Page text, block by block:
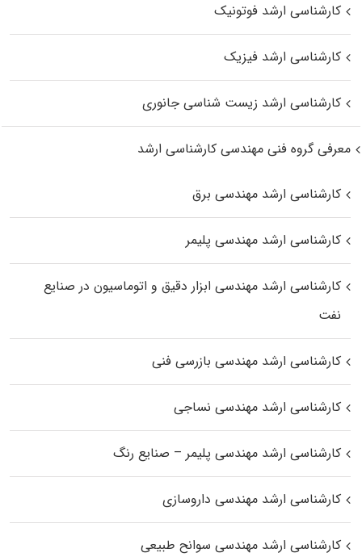
کارشناسی ارشد فوتونیک
کارشناسی ارشد فیزیک
کارشناسی ارشد زیست‌ شناسی جانوری
معرفی گروه فنی مهندسی کارشناسی ارشد
کارشناسی ارشد مهندسی برق
کارشناسی ارشد مهندسی پلیمر
کارشناسی ارشد مهندسی ابزار دقیق و اتوماسیون در صنایع
نفت
کارشناسی ارشد مهندسی بازرسی فنی
کارشناسی ارشد مهندسی نساجی
کارشناسی ارشد مهندسی پلیمر – صنایع رنگ
کارشناسی ارشد مهندسی داروسازی
کارشناسی ارشد مهندسی سوانح طبیعی